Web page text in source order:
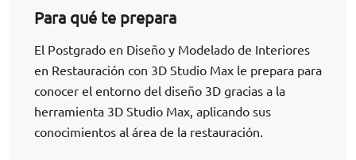
Para qué te prepara
El Postgrado en Diseño y Modelado de Interiores
en Restauración con 3D Studio Max le prepara para
conocer el entorno del diseño 3D gracias a la
herramienta 3D Studio Max, aplicando sus
conocimientos al área de la restauración.